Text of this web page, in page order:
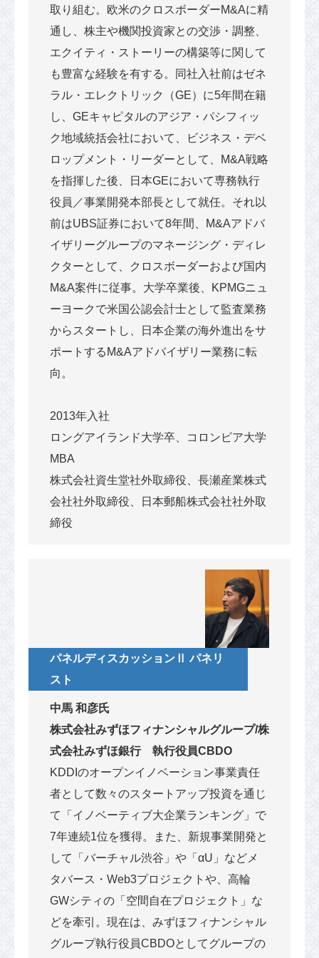
取り組む。欧米のクロスボーダーM&Aに精
通し、株主や機関投資家との交渉・調整、
エクイティ・ストーリーの構築等に関して
も豊富な経験を有する。同社入社前はゼネ
ラル・エレクトリック（GE）に5年間在籍
し、GEキャピタルのアジア・パシフィッ
ク地域統括会社において、ビジネス・デベ
ロップメント・リーダーとして、M&A戦略
を指揮した後、日本GEにおいて専務執行
役員／事業開発本部長として就任。それ以
前はUBS証券において8年間、M&Aアドバ
イザリーグループのマネージング・ディレ
クターとして、クロスボーダーおよび国内
M&A案件に従事。大学卒業後、KPMGニュ
ーヨークで米国公認会計士として監査業務
からスタートし、日本企業の海外進出をサ
ポートするM&Aアドバイザリー業務に転
向。
2013年入社
ロングアイランド大学卒、コロンビア大学
MBA
株式会社資生堂社外取締役、長瀬産業株式
会社社外取締役、日本郵船株式会社社外取
締役
パネルディスカッションⅡ パネリ
スト
中馬 和彦氏
株式会社みずほフィナンシャルグループ/株
式会社みずほ銀行 執行役員CBDO
KDDIのオープンイノベーション事業責任
者として数々のスタートアップ投資を通じ
て「イノベーティブ大企業ランキング」で
7年連続1位を獲得。また、新規事業開発と
して「バーチャル渋谷」や「αU」などメ
タバース・Web3プロジェクトや、高輪
GWシティの「空間自在プロジェクト」な
どを牽引。現在は、みずほフィナンシャル
グループ執行役員CBDOとしてグループの